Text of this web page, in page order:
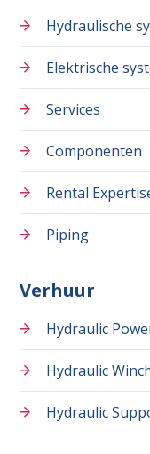
Hydraulische
Elektrische
Services
Componenten
Rental
Piping
Verhuur
Hydraulic
Hydraulic
Hydraulic